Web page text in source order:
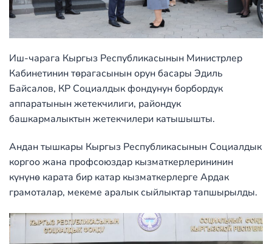
Иш-чарага Кыргыз Республикасынын Министрлер
Кабинетинин төрагасынын орун басары Эдиль
Байсалов, КР Социалдык фондунун борбордук
аппаратынын жетекчилиги, райондук
башкармалыктын жетекчилери катышышты.
Андан тышкары Кыргыз Республикасынын Социалдык
коргоо жана профсоюздар кызматкерлерининин
күнүнө карата бир катар кызматкерлерге Ардак
грамоталар, мекеме аралык сыйлыктар тапшырылды.